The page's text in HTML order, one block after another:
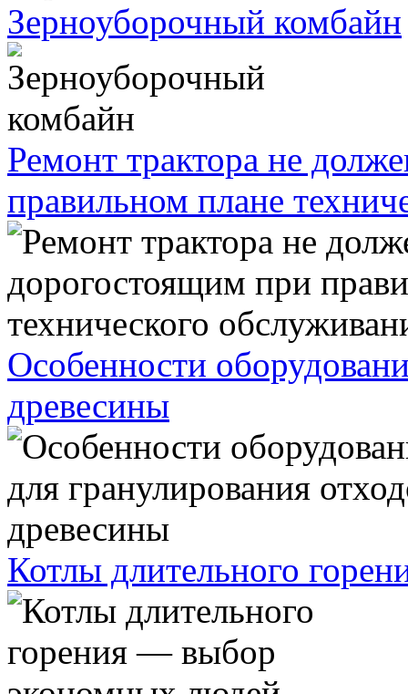
Зерноуборочный комбайн
Ремонт трактора не
правильном плане
Особенности
древесины
Котлы длительного